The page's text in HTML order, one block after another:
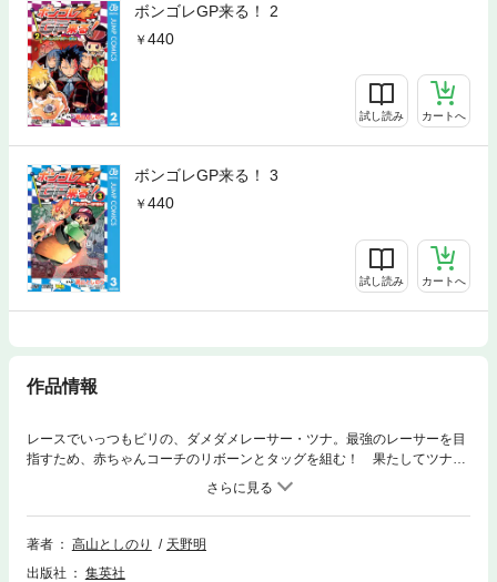
ボンゴレGP来る！ 2
440
試し読み カートへ
ボンゴレGP来る！ 3
440
試し読み カートへ
作品情報
レースでいっつもビリの、ダメダメレーサー・ツナ。最強のレーサーを目
指すため、赤ちゃんコーチのリボーンとタッグを組む！ 果たしてツナ
は、無茶な特訓に応えられるのか!? 死ぬ気のレース伝説が始まる!!
著者 高山としのり
天野明
出版社
集英社